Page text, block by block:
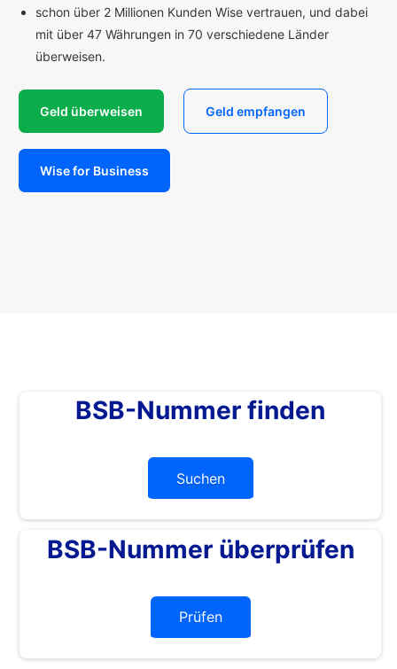
schon über 2 Millionen Kunden Wise vertrauen, und dabei
mit über 47 Währungen in 70 verschiedene Länder
überweisen.
Geld überweisen Geld empfangen
Wise for Business
BSB-Nummer finden
Suchen
BSB-Nummer überprüfen
Prüfen